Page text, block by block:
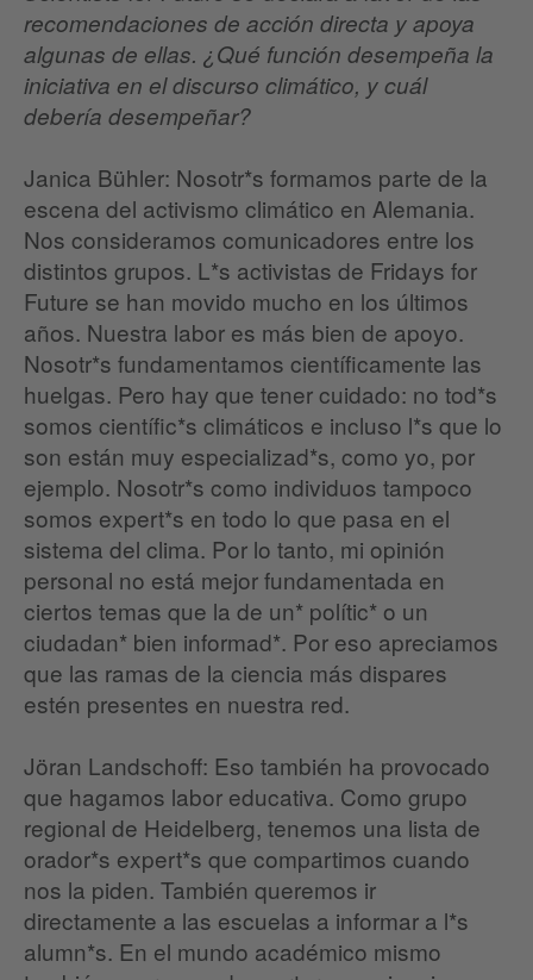
recomendaciones de acción directa y apoya
algunas de ellas. ¿Qué función desempeña la
iniciativa en el discurso climático, y cuál
debería desempeñar?
Janica Bühler: Nosotr*s formamos parte de la
escena del activismo climático en Alemania.
Nos consideramos comunicadores entre los
distintos grupos. L*s activistas de Fridays for
Future se han movido mucho en los últimos
años. Nuestra labor es más bien de apoyo.
Nosotr*s fundamentamos científicamente las
huelgas. Pero hay que tener cuidado: no tod*s
somos científic*s climáticos e incluso l*s que lo
son están muy especializad*s, como yo, por
ejemplo. Nosotr*s como individuos tampoco
somos expert*s en todo lo que pasa en el
sistema del clima. Por lo tanto, mi opinión
personal no está mejor fundamentada en
ciertos temas que la de un* polític* o un
ciudadan* bien informad*. Por eso apreciamos
que las ramas de la ciencia más dispares
estén presentes en nuestra red.
Jöran Landschoff: Eso también ha provocado
que hagamos labor educativa. Como grupo
regional de Heidelberg, tenemos una lista de
orador*s expert*s que compartimos cuando
nos la piden. También queremos ir
directamente a las escuelas a informar a l*s
alumn*s. En el mundo académico mismo